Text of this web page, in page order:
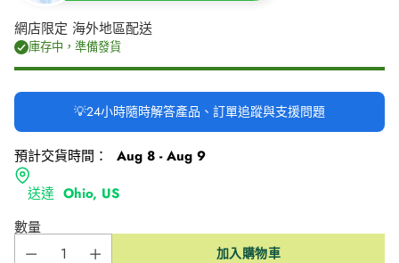
網店限定 海外地區配送
庫存中，準備發貨
💡24小時隨時解答產品、訂單追蹤與支援問題
預計交貨時間：
Aug 8 - Aug 9
送達 Ohio, US
數量
加入購物車